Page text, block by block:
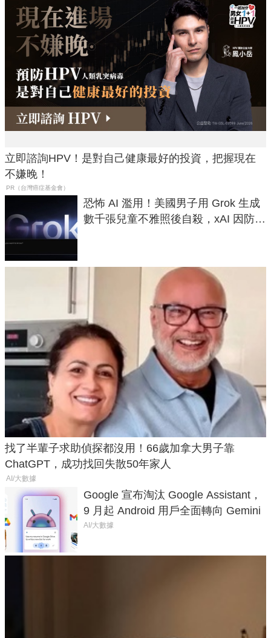
立即諮詢HPV！是對自己健康最好的投資，把握現在
不嫌晚！
PR（台灣癌症基金會）
恐怖 AI 濫用！美國男子用 Grok 生成
數千張兒童不雅照後自殺，xAI 因防護
找了半輩子求助偵探都沒用！66歲加拿大男子靠
ChatGPT，成功找回失散50年家人
AI/大數據
Google 宣布淘汰 Google Assistant，
9 月起 Android 用戶全面轉向 Gemini
AI/大數據